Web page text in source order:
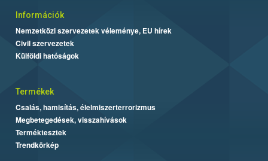
Információk
Nemzetközi szervezetek véleménye, EU hírek
Civil szervezetek
Külföldi hatóságok
Termékek
Csalás, hamisítás, élelmiszerterrorizmus
Megbetegedések, visszahívások
Terméktesztek
Trendkörkép